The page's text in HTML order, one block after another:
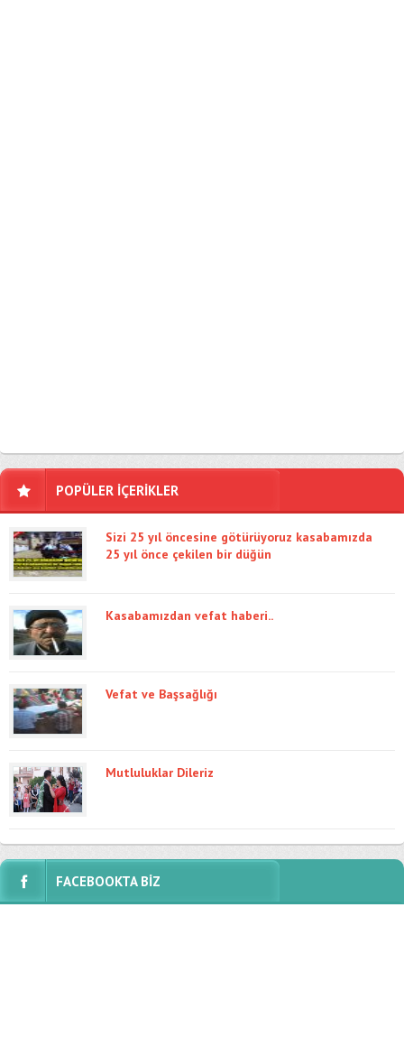
POPÜLER İÇERİKLER
Sizi 25 yıl öncesine götürüyoruz kasabamızda
25 yıl önce çekilen bir düğün
Kasabamızdan vefat haberi..
Vefat ve Başsağlığı
Mutluluklar Dileriz
FACEBOOKTA BİZ